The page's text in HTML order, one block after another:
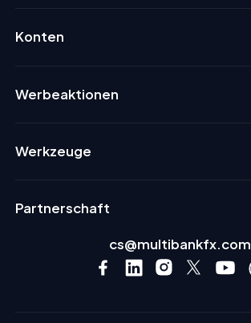
Konten
Werbeaktionen
Werkzeuge
Partnerschaft
cs@multibankfx.com